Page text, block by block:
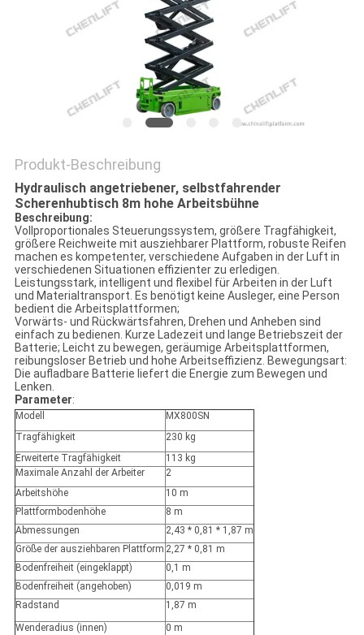
Produkt-Beschreibung
Hydraulisch angetriebener, selbstfahrender
Scherenhubtisch 8m hohe Arbeitsbühne
Beschreibung:
Vollproportionales Steuerungssystem, größere Tragfähigkeit,
größere Reichweite mit ausziehbarer Plattform, robuste Reifen
machen es kompetenter, verschiedene Aufgaben in der Luft in
verschiedenen Situationen effizienter zu erledigen.
Leistungsstark, intelligent und flexibel für Arbeiten in der Luft
und Materialtransport. Es benötigt keine Ausleger, eine Person
bedient die Arbeitsplattformen;
Vorwärts- und Rückwärtsfahren, Drehen und Anheben sind
einfach zu bedienen. Kurze Ladezeit und lange Betriebszeit der
Batterie; Leicht zu bewegen, geräumige Arbeitsplattformen,
reibungsloser Betrieb und hohe Arbeitseffizienz. Bewegungsart:
Die aufladbare Batterie liefert die Energie zum Bewegen und
Lenken.
Parameter:
Modell
MX800SN
Tragfähigkeit
230 kg
Erweiterte Tragfähigkeit
113 kg
Maximale Anzahl der Arbeiter
2
Arbeitshöhe
10 m
Plattformbodenhöhe
8 m
Abmessungen
2,43 * 0,81 * 1,87 m
Größe der ausziehbaren Plattform 2,27 * 0,81 m
Bodenfreiheit (eingeklappt)
0,1 m
Bodenfreiheit (angehoben)
0,019 m
Radstand
1,87 m
Wenderadius (innen)
0 m